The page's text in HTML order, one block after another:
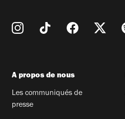
A propos de nous
Les communiqués de
presse